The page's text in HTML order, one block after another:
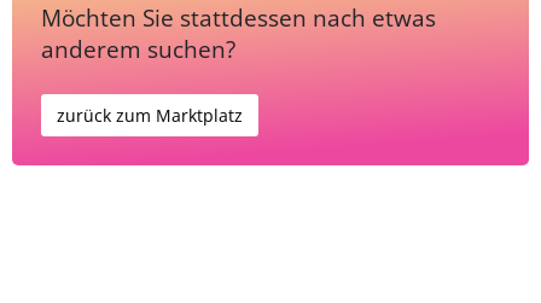
Möchten Sie stattdessen nach etwas
anderem suchen?
zurück zum Marktplatz